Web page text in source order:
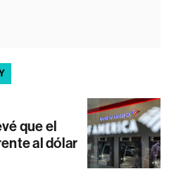
que el
al dólar